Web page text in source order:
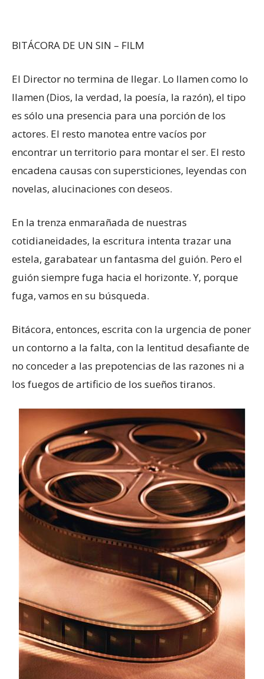
BITÁCORA DE UN SIN – FILM
El Director no termina de llegar. Lo llamen como lo
llamen (Dios, la verdad, la poesía, la razón), el tipo
es sólo una presencia para una porción de los
actores. El resto manotea entre vacíos por
encontrar un territorio para montar el ser. El resto
encadena causas con supersticiones, leyendas con
novelas, alucinaciones con deseos.
En la trenza enmarañada de nuestras
cotidianeidades, la escritura intenta trazar una
estela, garabatear un fantasma del guión. Pero el
guión siempre fuga hacia el horizonte. Y, porque
fuga, vamos en su búsqueda.
Bitácora, entonces, escrita con la urgencia de poner
un contorno a la falta, con la lentitud desafiante de
no conceder a las prepotencias de las razones ni a
los fuegos de artificio de los sueños tiranos.